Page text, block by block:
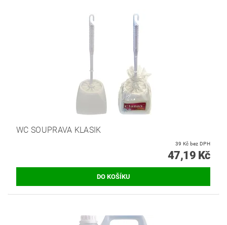
WC SOUPRAVA KLASIK
39 Kč bez DPH
47,19 Kč